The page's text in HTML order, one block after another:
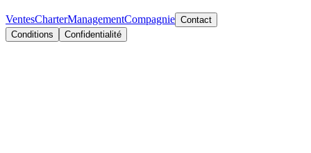
VentesCharterManagementCompagnie Contact
Conditions
Confidentialité